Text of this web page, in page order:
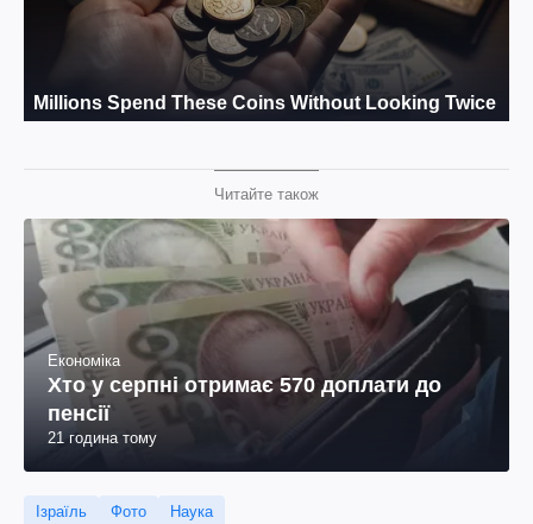
Читайте також
Економіка
Хто у серпні отримає 570 доплати до
пенсії
21 година тому
Ізраїль Фото Наука